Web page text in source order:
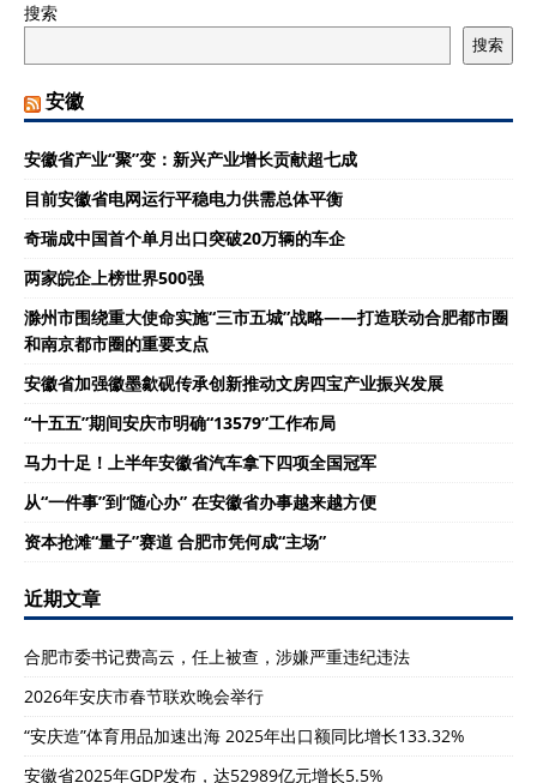
搜索
搜索
安徽
安徽省产业“聚”变：新兴产业增长贡献超七成
目前安徽省电网运行平稳电力供需总体平衡
奇瑞成中国首个单月出口突破20万辆的车企
两家皖企上榜世界500强
滁州市围绕重大使命实施“三市五城”战略——打造联动合肥都市圈
和南京都市圈的重要支点
安徽省加强徽墨歙砚传承创新推动文房四宝产业振兴发展
“十五五”期间安庆市明确“13579”工作布局
马力十足！上半年安徽省汽车拿下四项全国冠军
从“一件事”到“随心办” 在安徽省办事越来越方便
资本抢滩“量子”赛道 合肥市凭何成“主场”
近期文章
合肥市委书记费高云，任上被查，涉嫌严重违纪违法
2026年安庆市春节联欢晚会举行
“安庆造”体育用品加速出海 2025年出口额同比增长133.32%
安徽省2025年GDP发布，达52989亿元增长5.5%